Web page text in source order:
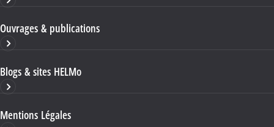
Ouvrages & publications
Blogs & sites HELMo
Mentions Légales